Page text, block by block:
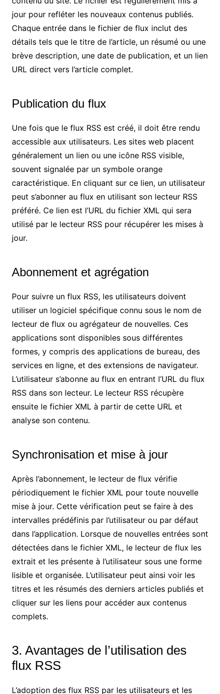
jour pour refléter les nouveaux contenus publiés.
Chaque entrée dans le fichier de flux inclut des
détails tels que le titre de l’article, un résumé ou une
brève description, une date de publication, et un lien
URL direct vers l’article complet.
Publication du flux
Une fois que le flux RSS est créé, il doit être rendu
accessible aux utilisateurs. Les sites web placent
généralement un lien ou une icône RSS visible,
souvent signalée par un symbole orange
caractéristique. En cliquant sur ce lien, un utilisateur
peut s’abonner au flux en utilisant son lecteur RSS
préféré. Ce lien est l’URL du fichier XML qui sera
utilisé par le lecteur RSS pour récupérer les mises à
jour.
Abonnement et agrégation
Pour suivre un flux RSS, les utilisateurs doivent
utiliser un logiciel spécifique connu sous le nom de
lecteur de flux ou agrégateur de nouvelles. Ces
applications sont disponibles sous différentes
formes, y compris des applications de bureau, des
services en ligne, et des extensions de navigateur.
L’utilisateur s’abonne au flux en entrant l’URL du flux
RSS dans son lecteur. Le lecteur RSS récupère
ensuite le fichier XML à partir de cette URL et
analyse son contenu.
Synchronisation et mise à jour
Après l’abonnement, le lecteur de flux vérifie
périodiquement le fichier XML pour toute nouvelle
mise à jour. Cette vérification peut se faire à des
intervalles prédéfinis par l’utilisateur ou par défaut
dans l’application. Lorsque de nouvelles entrées sont
détectées dans le fichier XML, le lecteur de flux les
extrait et les présente à l’utilisateur sous une forme
lisible et organisée. L’utilisateur peut ainsi voir les
titres et les résumés des derniers articles publiés et
cliquer sur les liens pour accéder aux contenus
complets.
3. Avantages de l’utilisation des
flux RSS
L’adoption des flux RSS par les utilisateurs et les